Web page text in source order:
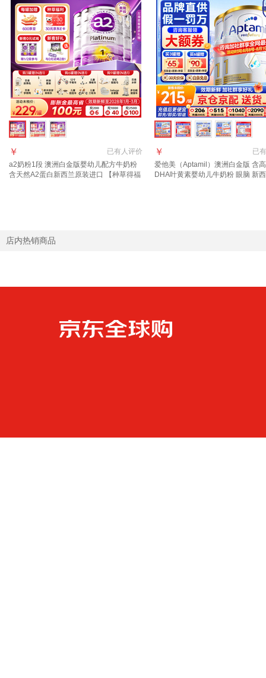
已有人评价
￥
a2奶粉1段 澳洲白金版婴幼儿配方牛奶粉
含天然A2蛋白新西兰原装进口 【种草得福
已有
￥
爱他美（Aptamil）澳洲白金版 含
DHA叶黄素婴幼儿牛奶粉 眼脑 新
店内热销商品